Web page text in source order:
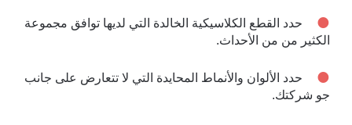
حدد القطع الكلاسيكية الخالدة التي لديها توافق مجموعة
الكثير من من الأحداث.
حدد الألوان والأنماط المحايدة التي لا تتعارض على جانب
جو شركتك.